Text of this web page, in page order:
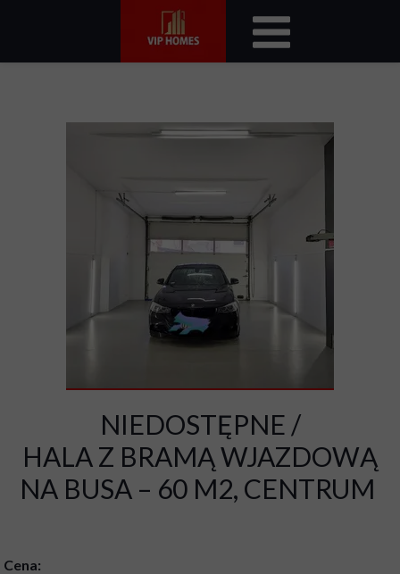
Cena:
NIEDOSTĘPNE /
HALA Z BRAMĄ WJAZDOWĄ
NA BUSA – 60 M2, CENTRUM